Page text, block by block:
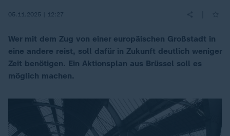
05.11.2025 | 12:27
Wer mit dem Zug von einer europäischen Großstadt in
eine andere reist, soll dafür in Zukunft deutlich weniger
Zeit benötigen. Ein Aktionsplan aus Brüssel soll es
möglich machen.